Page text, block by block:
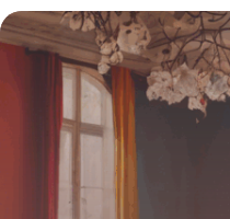
pied : comprendre,
4 juillet 2025